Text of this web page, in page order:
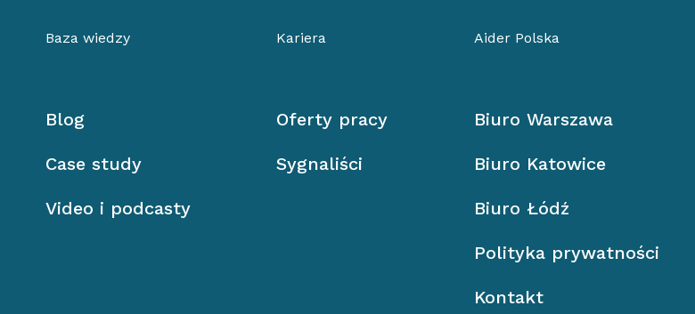
Baza wiedzy
Blog
Case study
Video i podcasty
Kariera
Oferty pracy
Sygnaliści
Aider Polska
Biuro Warszawa
Biuro Katowice
Biuro Łódź
Polityka prywatności
Kontakt